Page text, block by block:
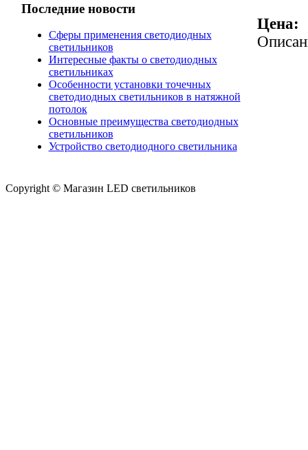
Последние новости
Сферы применения светодиодных
светильников
Интересные факты о светодиодных
светильниках
Особенности установки точечных
светодиодных светильников в натяжной
потолок
Основные преимущества светодиодных
светильников
Устройство светодиодного светильника
Цена:
Copyright © Магазин LED светильников